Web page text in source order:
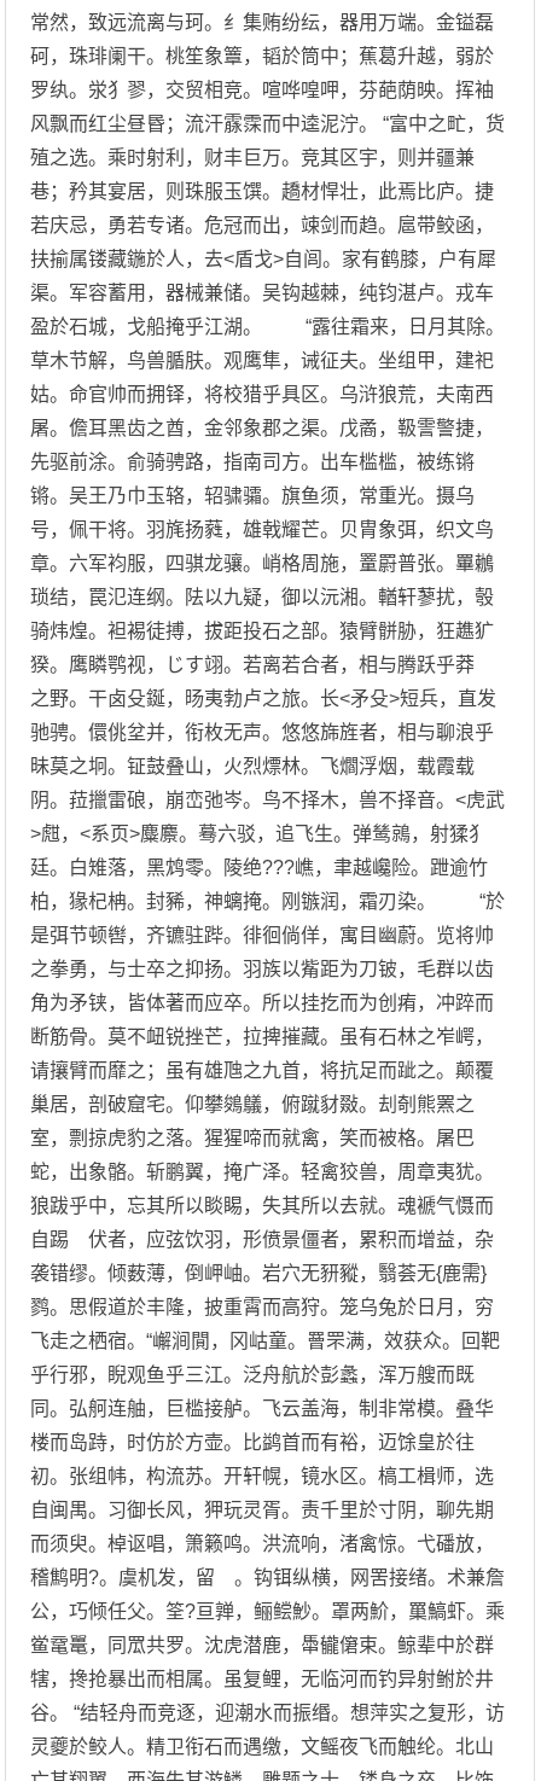
常然，致远流离与珂。纟集贿纷纭，器用万端。金镒磊
砢，珠琲阑干。桃笙象簟，韬於筒中；蕉葛升越，弱於
罗纨。泶犭翏，交贸相竞。喧哗喤呷，芬葩荫映。挥袖
风飘而红尘昼昬；流汗霡霂而中逵泥泞。 “富中之甿，货
殖之选。乘时射利，财丰巨万。竞其区宇，则并疆兼
巷；矜其宴居，则珠服玉馔。趫材悍壮，此焉比庐。捷
若庆忌，勇若专诸。危冠而出，竦剑而趋。扈带鲛函，
扶揄属镂藏鍦於人，去<盾戈>自闾。家有鹤膝，户有犀
渠。军容蓄用，器械兼储。吴钩越棘，纯钧湛卢。戎车
盈於石城，戈船掩乎江湖。 “露往霜来，日月其除。
草木节解，鸟兽腯肤。观鹰隼，诫征夫。坐组甲，建祀
姑。命官帅而拥铎，将校猎乎具区。乌浒狼荒，夫南西
屠。儋耳黑齿之酋，金邻象郡之渠。戊矞，靸霅警捷，
先驱前涂。俞骑骋路，指南司方。出车槛槛，被练锵
锵。吴王乃巾玉辂，轺骕骦。旗鱼须，常重光。摄乌
号，佩干将。羽旄扬蕤，雄戟耀芒。贝胄象弭，织文鸟
章。六军袀服，四骐龙骧。峭格周施，罿罻普张。罼鶒
琐结，罠氾连纲。阹以九疑，御以沅湘。輶轩蓼扰，彀
骑炜煌。袒裼徒搏，拔距投石之部。猿臂骿胁，狂趭犷
猤。鹰瞵鹗视，じす翊。若离若合者，相与腾跃乎莽
之野。干卤殳鋋，旸夷勃卢之旅。长<矛殳>短兵，直发
驰骋。儇佻坌并，衔枚无声。悠悠旆旌者，相与聊浪乎
昧莫之坰。钲鼓叠山，火烈熛林。飞爓浮烟，载霞载
阴。菈擸雷硠，崩峦弛岑。鸟不择木，兽不择音。<虎武
>甝，<系页>麋麖。蓦六驳，追飞生。弹鸶鶁，射猱犭
廷。白雉落，黑鸩零。陵绝???嶕，聿越巉险。跇逾竹
柏，猭杞柟。封豨，神螭掩。刚镞润，霜刃染。 “於
是弭节顿辔，齐镳驻跸。徘徊倘佯，寓目幽蔚。览将帅
之拳勇，与士卒之抑扬。羽族以觜距为刀铍，毛群以齿
角为矛铗，皆体著而应卒。所以挂扢而为创痏，冲踤而
断筋骨。莫不衄锐挫芒，拉捭摧藏。虽有石林之岝崿，
请攘臂而靡之；虽有雄虺之九首，将抗足而跐之。颠覆
巢居，剖破窟宅。仰攀鵕鸃，俯蹴豺敠。刦剞熊罴之
室，剽掠虎豹之落。猩猩啼而就禽，笑而被格。屠巴
蛇，出象骼。斩鹏翼，掩广泽。轻禽狡兽，周章夷犹。
狼跋乎中，忘其所以睒睗，失其所以去就。魂褫气慑而
自踢 伏者，应弦饮羽，形偾景僵者，累积而增益，杂
袭错缪。倾薮薄，倒岬岫。岩穴无豜豵，翳荟无{鹿需}
鹨。思假道於丰隆，披重霄而高狩。笼乌兔於日月，穷
飞走之栖宿。“嶰涧閴，冈岵童。罾罘满，效获众。回靶
乎行邪，睨观鱼乎三江。泛舟航於彭蠡，浑万艘而既
同。弘舸连舳，巨槛接舻。飞云盖海，制非常模。叠华
楼而岛跱，时仿於方壶。比鹢首而有裕，迈馀皇於往
初。张组帏，构流苏。开轩幌，镜水区。槁工楫师，选
自闽禺。习御长风，狎玩灵胥。责千里於寸阴，聊先期
而须臾。棹讴唱，箫籁鸣。洪流响，渚禽惊。弋磻放，
稽鹪明?。虞机发，留 。钩铒纵横，网罟接绪。术兼詹
公，巧倾任父。筌?亘亸，鲡鲿魦。罩两魪，罺鰝虾。乘
鲎鼋鼍，同罛共罗。沈虎潜鹿，馽龓僒束。鲸辈中於群
犗，搀抢暴出而相属。虽复鲤，无临河而钓异射鲋於井
谷。 “结轻舟而竞逐，迎潮水而振缗。想萍实之复形，访
灵夔於鲛人。精卫衔石而遇缴，文鳐夜飞而触纶。北山